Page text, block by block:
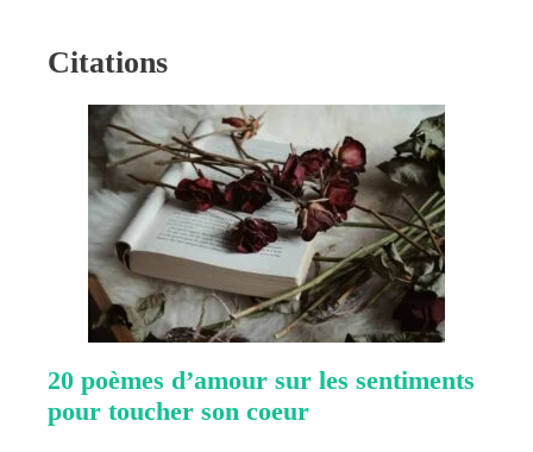
Citations
20 poèmes d’amour sur les sentiments
pour toucher son coeur